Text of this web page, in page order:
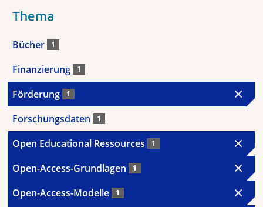
Thema
Bücher 1
Finanzierung 1
Förderung 1
Forschungsdaten 1
Open Educational Ressources 1
Open-Access-Grundlagen 1
Open-Access-Modelle 1